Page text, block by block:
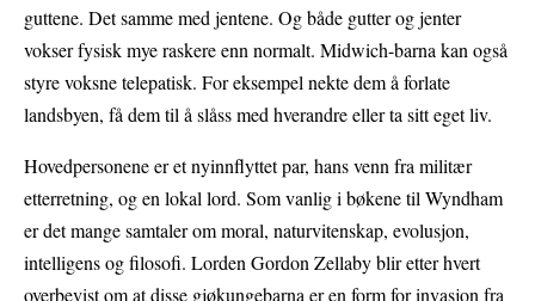
guttene. Det samme med jentene. Og både gutter og jenter
vokser fysisk mye raskere enn normalt. Midwich-barna kan også
styre voksne telepatisk. For eksempel nekte dem å forlate
landsbyen, få dem til å slåss med hverandre eller ta sitt eget liv.
Hovedpersonene er et nyinnflyttet par, hans venn fra militær
etterretning, og en lokal lord. Som vanlig i bøkene til Wyndham
er det mange samtaler om moral, naturvitenskap, evolusjon,
intelligens og filosofi. Lorden Gordon Zellaby blir etter hvert
overbevist om at disse gjøkungebarna er en form for invasjon fra